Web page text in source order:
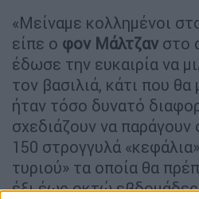
«Μείναμε κολλημένοι
είπε ο φον Μάλτζαν στο
έδωσε την ευκαιρία να
τον βασιλιά, κάτι που
ήταν τόσο δυνατό
σχεδιάζουν να παράγουν
150 στρογγυλά
τυριού» τα οποία θα
έξι έως οκτώ εβδομάδες